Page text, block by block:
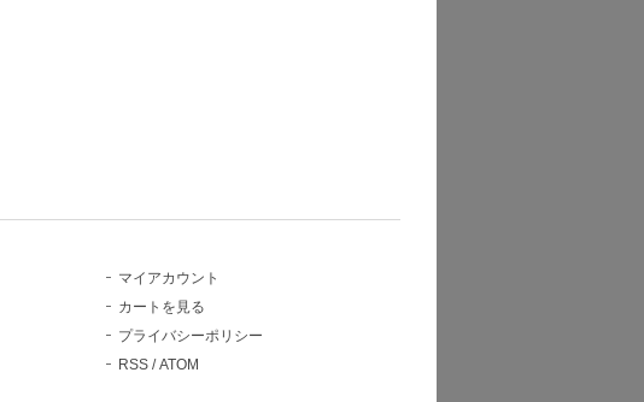
マイアカウント
カートを見る
プライバシーポリシー
RSS /ATOM